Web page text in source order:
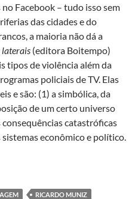
Facebook – tudo isso sem
das cidades e do
a maioria não dá a
laterais (editora Boitempo)
tipos de violência além da
policiais de TV. Elas
e são: (1) a simbólica, da
de um certo universo
consequências catastróficas
econômico e político.
objetiva e da linguagem em
RICARDO MUNIZ